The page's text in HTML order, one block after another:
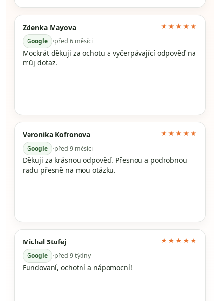
Zdenka Mayova
Google •před 6 měsíci
★★★★★
Mockrát děkuji za ochotu a vyčerpávající odpověď na
můj dotaz.
Veronika Kofronova
Google •před 9 měsíci
★★★★★
Děkuji za krásnou odpověď. Přesnou a podrobnou
radu přesně na mou otázku.
Michal Stofej
Google •před 9 týdny
★★★★★
Fundovaní, ochotní a nápomocní!